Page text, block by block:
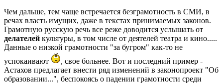
Чем дальше, тем чаще встречается безграмотность в СМИ, в
речах власть имущих, даже в текстах принимаемых законов.
Грамотную русскую речь все реже доводится услышать от
делателей культуры, в том числе от деятелей театра и кино.....
Данные о низкой грамотности "за бугром" как-то не
успокаивают
, свое больнее. Вот и последний пример -
Астахов предлагает внести ряд изменений в законопроект "Об
образовании...", беспокоясь о падении грамотности среди